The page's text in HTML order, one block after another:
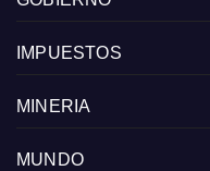
IMPUESTOS
MINERIA
MUNDO